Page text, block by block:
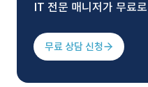
IT 전문 매니저가 무료
무료 상담 신청